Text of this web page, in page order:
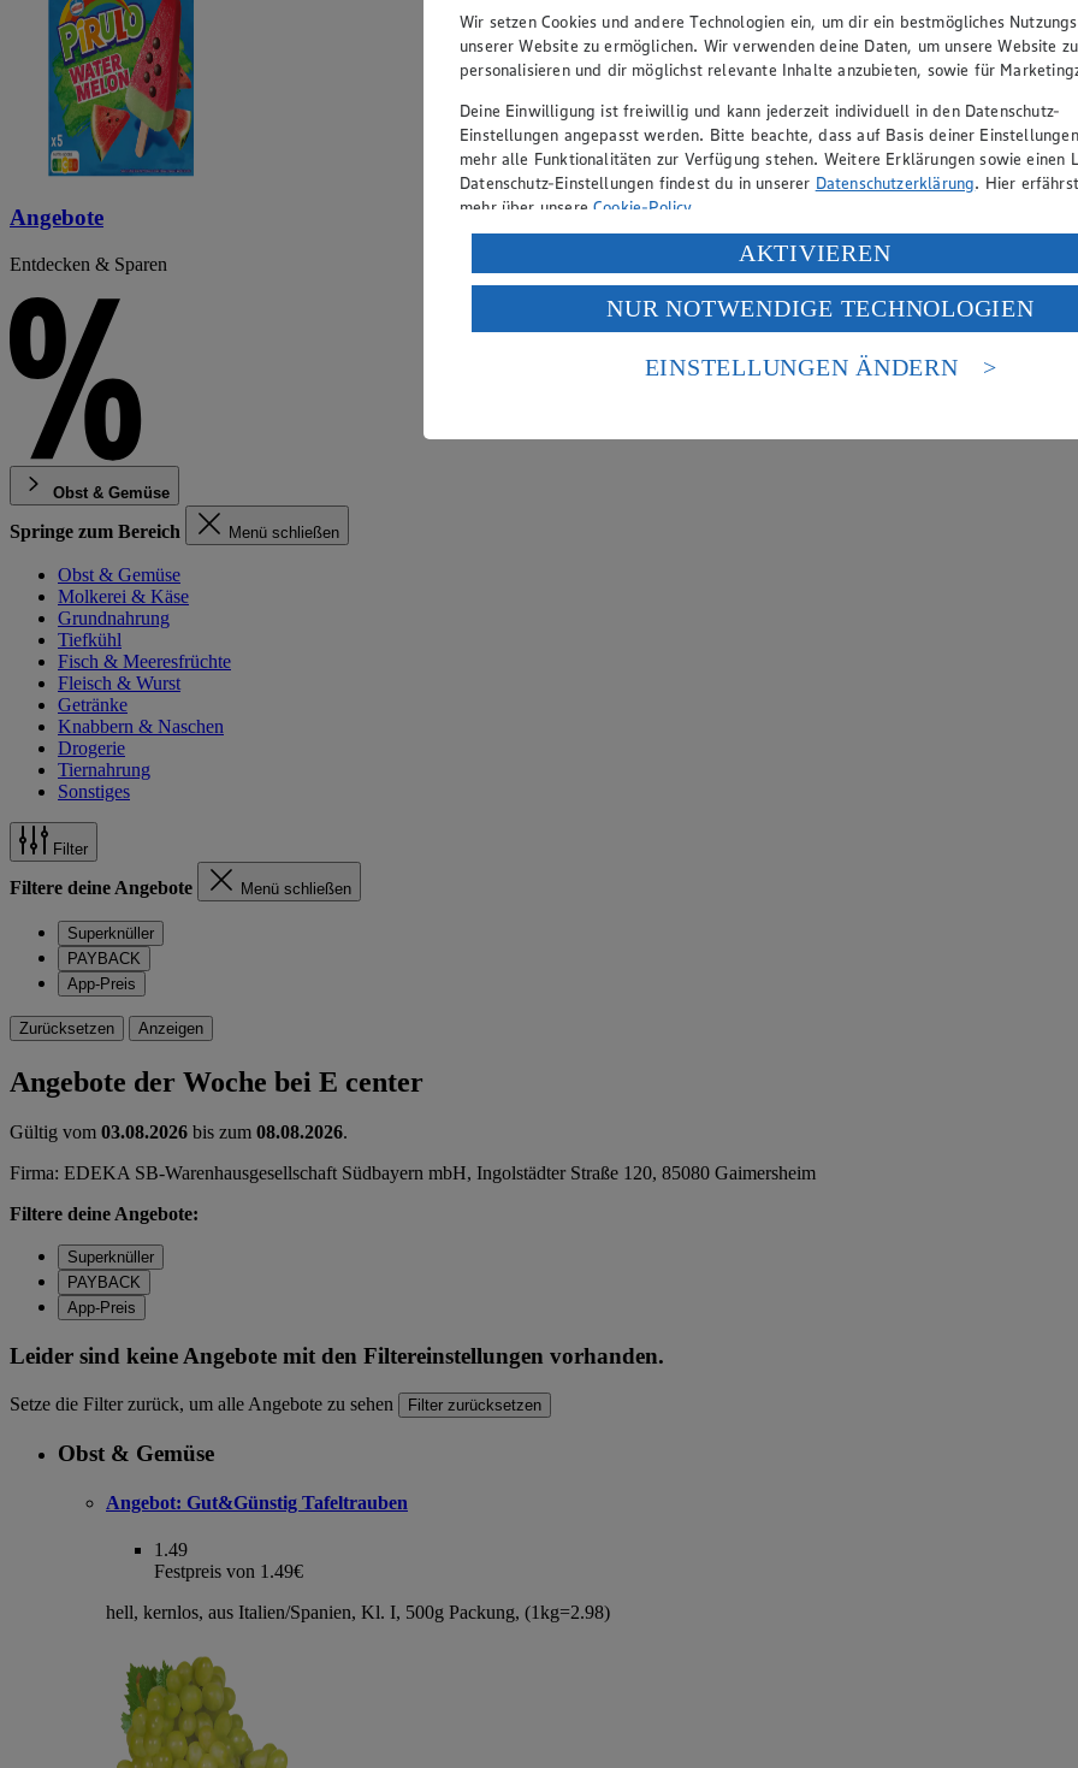
Angebote
Entdecken & Sparen
Obst & Gemüse
Springe zum Bereich Menü schließen
Obst & Gemüse
Molkerei & Käse
Grundnahrung
Tiefkühl
Fisch & Meeresfrüchte
Fleisch & Wurst
Getränke
Knabbern & Naschen
Drogerie
Tiernahrung
Sonstiges
Filter
Filtere deine Angebote Menü schließen
Superknüller
PAYBACK
App-Preis
Zurücksetzen Anzeigen
Angebote der Woche bei E center
Gültig vom 03.08.2026 bis zum 08.08.2026.
Firma: EDEKA SB-Warenhausgesellschaft Südbayern mbH, Ingolstädter Straße 120, 85080 Gaimersheim
Filtere deine Angebote:
Superknüller
PAYBACK
App-Preis
Leider sind keine Angebote mit den Filtereinstellungen vorhanden.
Setze die Filter zurück, um alle Angebote zu sehen Filter zurücksetzen
Obst & Gemüse
Angebot: Gut&Günstig Tafeltrauben
1.49
Festpreis von 1.49€
hell, kernlos, aus Italien/Spanien, Kl. I, 500g Packung, (1kg=2.98)
Wir setzen Cookies und andere Technologien ein, um dir ein bestmögliches
unserer Website zu ermöglichen. Wir verwenden deine Daten, um unsere Website zu
personalisieren und dir möglichst relevante Inhalte anzubieten, sowie für
Deine Einwilligung ist freiwillig und kann jederzeit individuell in den Datenschutz-
Einstellungen angepasst werden. Bitte beachte, dass auf Basis deiner
mehr alle Funktionalitäten zur Verfügung stehen. Weitere Erklärungen sowie einen
Datenschutz-Einstellungen findest du in unserer Datenschutzerklärung. Hier
mehr über unsereCookie-Policy.
Verarbeitung deiner personenbezogenen Daten in den USA durch Facebook und
Wenn du auf „Aktivieren“ klickst, willigst du im Sinne des Art. 49 Abs. 1 Satz 1 lit.
ein, dass deine Daten in den USA verarbeitet werden. Der EuGH sieht die USA als
einem nach europäischen Standards nicht angemessenen Datenschutzniveau an. Es
Risiko eines Zugriffs durch US-amerikanische Behörden.
AKTIVIEREN
NUR NOTWENDIGE TECHNOLOGIEN
EINSTELLUNGEN ÄNDERN